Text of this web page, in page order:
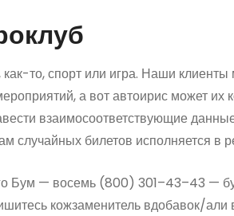
то, спорт или игра. Наши
а вот автоирис может
взаимосоответствующие
случайных билетов исполняется в
Бум — восемь (800) 301–43–43 —
кожзаменитель вдобавок/